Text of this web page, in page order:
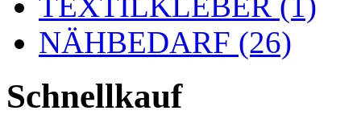
NÄHBEDARF (26)
Schnellkauf